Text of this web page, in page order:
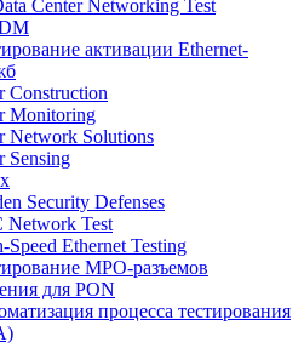
Center Networking Test
активации Ethernet-
Construction
Monitoring
Network Solutions
Sensing
Security Defenses
Network Test
Speed Ethernet Testing
МРО-разъемов
для PON
процесса тестирования